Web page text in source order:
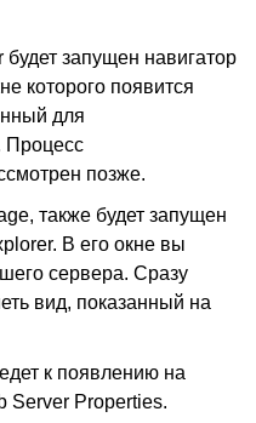
запущен навигатор
которого появится
для
Процесс
позже.
также будет запущен
В его окне вы
сервера. Сразу
вид, показанный на
к появлению на
Server Properties.